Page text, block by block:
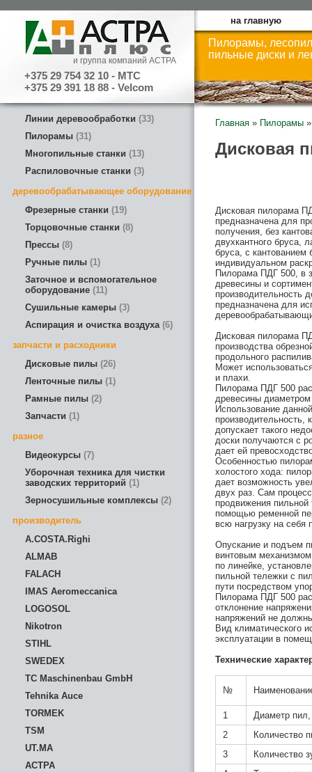
и группа компаний АСТРА
+375 29 754 32 10 - МТС
+375 29 391 18 88 - Velcom
на главную
Пилорамы,
пильные диски и
Линии деревообработки 33
Пилорамы 31
Многопильные станки
13
Распиловочные станки 3
деревообрабатывающее оборудование
Фрезерные станки
19
Торцовочные станки 8
Прессы 8
Ручные пилы 1
Заточное и вспомогательное
оборудование 11
Сушильные камеры 3
Аспирация и очистка воздуха 6
запчасти и расходники
Дисковые пилы 26
Ленточные пилы 1
Рамные пилы 2
Запчасти
1
разное
Видеокурсы 7
Уборочная техника для чистки
заводских территорий
1
Зерносушильные комплексы 2
производитель
A.COSTA.Righi
ALMAB
FALACH
IMAS Aeromeccanica
LOGOSOL
Nikotron
STIHL
SWEDEX
TC Maschinenbau GmbH
Tehnika Auce
TORMEK
TSM
UT.MA
АСТРА
Главная » Пилорамы »
Дисковая
Дисковая пилорама
предназначена для
получения, без
двухкантного бруса,
бруса, с кантованием
индивидуальном
Пилорама ПДГ 500, в
древесины и
производительность
предназначена для
Дисковая пилорама
производства
продольного
Может
и плахи.
Пилорама ПДГ 500
древесины
Использование
производительность,
допускает такого
доски получаются с
дает ей
Особенностью
холостого хода:
дает возможность
двух раз. Сам
продвижения
помощью ременной
всю нагрузку на
Опускание и подъем
винтовым
по линейке,
пильной тележки с
пути посредством
Пилорама ПДГ 500
отклонение
напряжений не
Вид климатического
эксплуатации в
Технические
№
1
Диаметр пил,
2
Количество
3
Количество